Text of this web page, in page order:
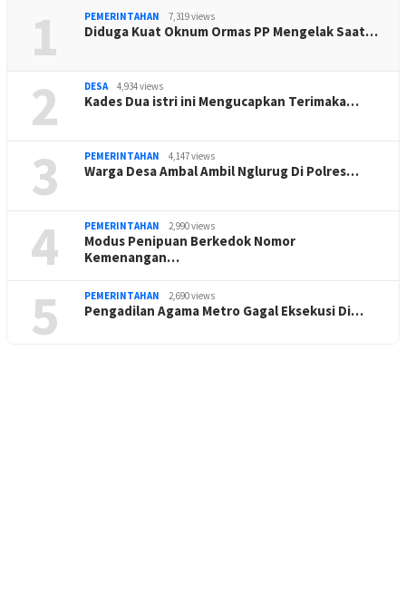
1 PEMERINTAHAN 7,319 views
Diduga Kuat Oknum Ormas PP Mengelak Saat…
2 DESA 4,934 views
Kades Dua istri ini Mengucapkan Terimaka…
3 PEMERINTAHAN 4,147 views
Warga Desa Ambal Ambil Nglurug Di Polres…
4 PEMERINTAHAN 2,990 views
Modus Penipuan Berkedok Nomor
Kemenangan…
5 PEMERINTAHAN 2,690 views
Pengadilan Agama Metro Gagal Eksekusi Di…